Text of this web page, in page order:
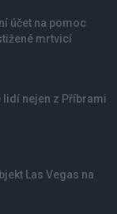
účet na pomoc
mrtvicí
nejen z Příbrami
Las Vegas na